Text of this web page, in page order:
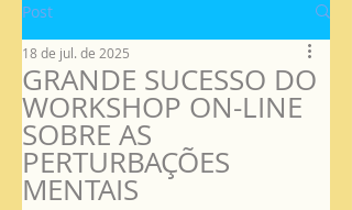
Post
GRANDE SUCESSO DO
WORKSHOP ON-LINE
SOBRE AS
PERTURBAÇÕES
MENTAIS
18 de jul. de 2025